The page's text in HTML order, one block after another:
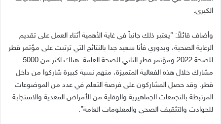
الكبرى.
وأضاف قائلاً: “يعتبر ذلك جانباً في غاية الأهمية أثناء العمل على تقديم
الرعاية الصحية، وبدوري فأنا سعيد جدا بالنتائج التي ترتبت على مؤتمر قطر
للصحة
ومؤتمر قطر الثاني للصحة العامة. هناك اكثر من
مشارك خلال هذه الفعالية المتميزة، منهم نسبة كبيرة شاركوا من داخل
قطر. وقد حصل المشاركون على فرصة التعلم في عدد من الموضوعات
المرتبطة بالتجمعات الجماهيرية والوقاية من الأمراض المعدية والاستجابة
للحوادث والتثقيف الصحي والمعلومات العامة”.